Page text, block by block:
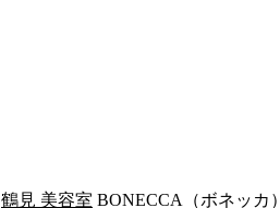
鶴見 美容室 BONECCA（ボネッカ）